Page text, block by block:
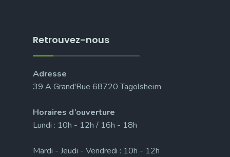
Retrouvez-nous
Adresse
39 A Grand'Rue 68720 Tagolsheim
Horaires d’ouverture
Lundi : 10h - 12h / 16h - 18h
Mardi - Jeudi - Vendredi : 10h - 12h